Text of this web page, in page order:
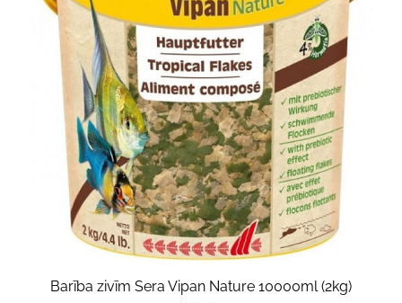
Barība zivīm Sera Vipan Nature 10000ml (2kg)